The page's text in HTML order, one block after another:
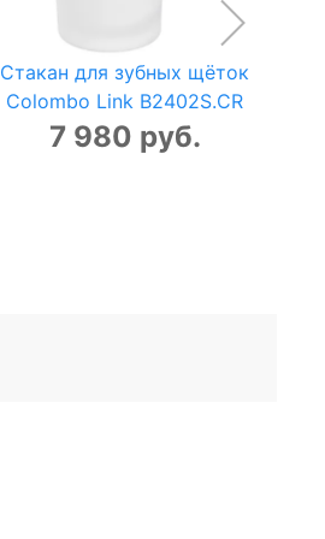
Стакан для зубных щёток
Colombo Link B2402S.CR
7 980 руб.